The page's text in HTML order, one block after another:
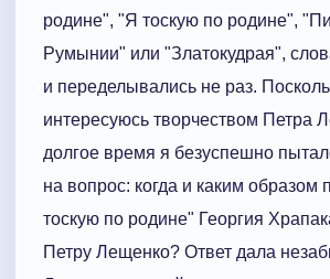
родине", "Я тоскую по родине",
Румынии" или "Златокудрая",
и переделывались не раз.
интересуюсь творчеством Петра
долгое время я безуспешно
на вопрос: когда и каким образом
тоскую по родине" Георгия
Петру Лещенко? Ответ дала